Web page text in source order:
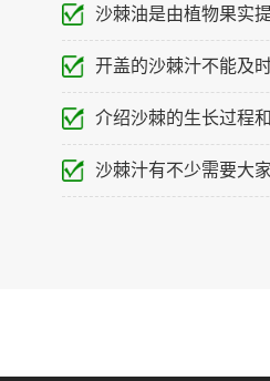
沙棘油是由植物果实
开盖的沙棘汁不能及
介绍沙棘的生长过程
沙棘汁有不少需要大